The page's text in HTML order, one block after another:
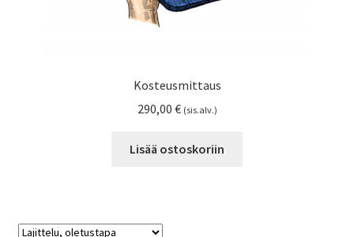
Kosteusmittaus
290,00 € (sis.alv.)
Lisää ostoskoriin